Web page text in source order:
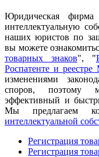
Юридическая
интеллектуальную
наших юристов по
вы можете
товарных знаков", "
Роспатенте и
изменениями
споров, поэтому
эффективный и
Мы предлагаем
интеллектуальной
Регистрация
Регистрация